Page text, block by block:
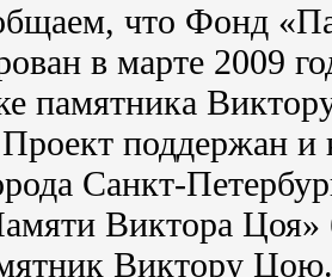
что Фонд
в марте 2009
памятника
поддержан и
Санкт-
Виктора Цоя»
Виктору